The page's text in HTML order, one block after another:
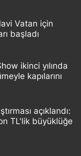
Vatan için
başladı
ikinci yılında
kapılarını
açıklandı:
TL'lik büyüklüğe